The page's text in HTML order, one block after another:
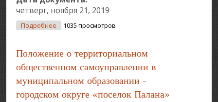
четверг, ноября 21, 2019
Подробнее О Программа Приватизации Муниципального
1035 просмотров
Положение о территориальном
общественном самоуправлении в
муниципальном образовании -
городском округе «поселок Палана»